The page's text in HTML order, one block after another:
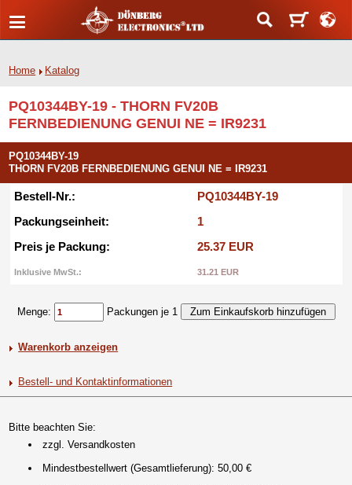
Home Katalog
PQ10344BY-19 - THORN FV20B
FERNBEDIENUNG GENUI NE = IR9231
PQ10344BY-19
THORN FV20B FERNBEDIENUNG GENUI NE = IR9231
Bestell-Nr.:
PQ10344BY-19
Packungseinheit:
1
Preis je Packung:
25.37 EUR
Inklusive MwSt.: 31.21 EUR
Menge: Packungen je 1
Warenkorb anzeigen
Bestell- und Kontaktinformationen
Bitte beachten Sie:
zzgl. Versandkosten
Mindestbestellwert (Gesamtlieferung): 50,00 €